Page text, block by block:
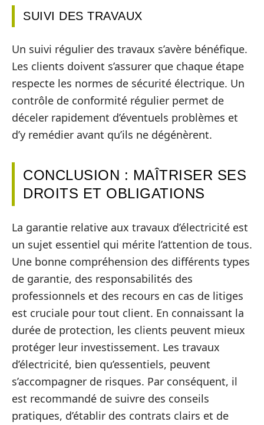
SUIVI DES TRAVAUX
Un suivi régulier des travaux s’avère bénéfique.
Les clients doivent s’assurer que chaque étape
respecte les normes de sécurité électrique. Un
contrôle de conformité régulier permet de
déceler rapidement d’éventuels problèmes et
d’y remédier avant qu’ils ne dégénèrent.
CONCLUSION : MAÎTRISER SES
DROITS ET OBLIGATIONS
La garantie relative aux travaux d’électricité est
un sujet essentiel qui mérite l’attention de tous.
Une bonne compréhension des différents types
de garantie, des responsabilités des
professionnels et des recours en cas de litiges
est cruciale pour tout client. En connaissant la
durée de protection, les clients peuvent mieux
protéger leur investissement. Les travaux
d’électricité, bien qu’essentiels, peuvent
s’accompagner de risques. Par conséquent, il
est recommandé de suivre des conseils
pratiques, d’établir des contrats clairs et de